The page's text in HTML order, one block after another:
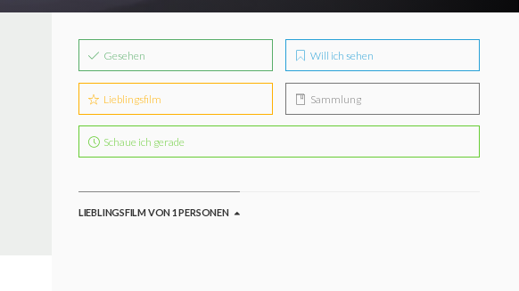
Gesehen Will ich sehen
Lieblingsfilm Sammlung
Schaue ich gerade
LIEBLINGSFILM VON 1 PERSONEN